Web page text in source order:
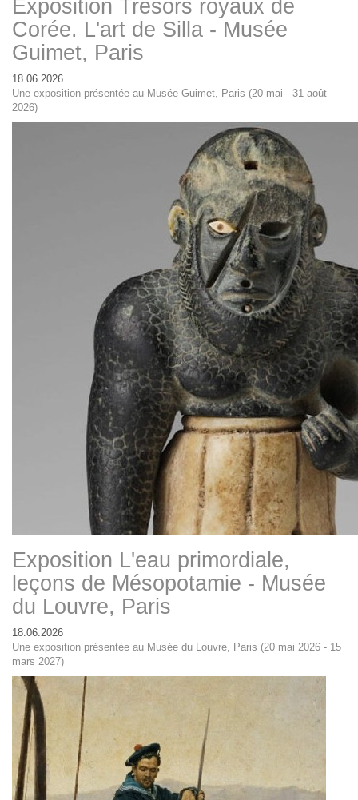
Exposition Trésors royaux de
Corée. L'art de Silla - Musée
Guimet, Paris
18.06.2026
Une exposition présentée au Musée Guimet, Paris (20 mai - 31 août
2026)
Exposition L'eau primordiale,
leçons de Mésopotamie - Musée
du Louvre, Paris
18.06.2026
Une exposition présentée au Musée du Louvre, Paris (20 mai 2026 - 15
mars 2027)